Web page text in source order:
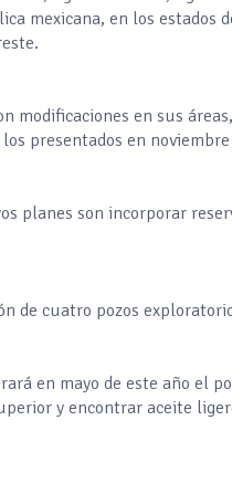
mexicana, en los estados
modificaciones en sus
presentados en
planes son incorporar
de cuatro pozos
en mayo de este año el
y encontrar aceite